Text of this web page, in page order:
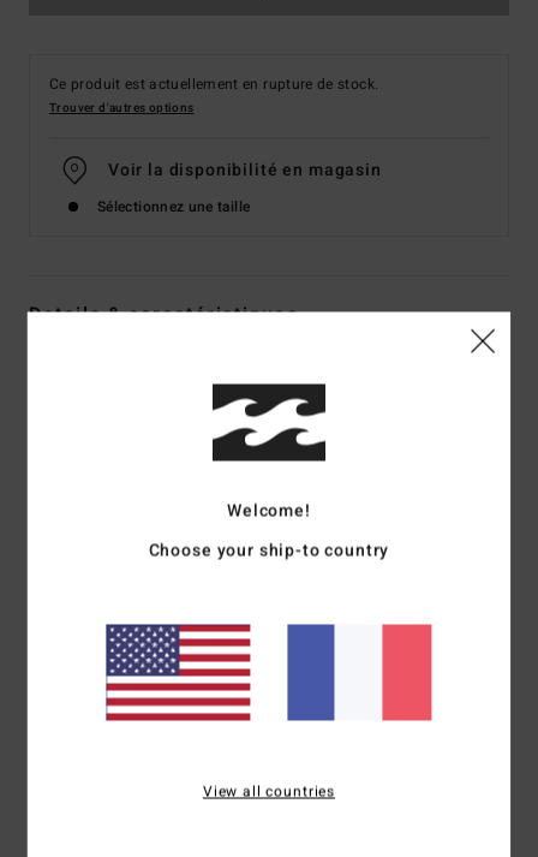
Ce produit est actuellement en rupture de stock.
Trouver d'autres options
Voir la disponibilité en magasin
Sélectionnez une taille
Details & caractéristiques
Code couleur
coton [160 g/m²]
coupe regular
Logotage :Sérigraphie sur le devant et au dos
Label thermocollé sur la nuque
Étiquette logotée sur la couture latérale
Traçabilité du produit (Loi Agec)
Welcome!
Choose your ship-to country
View all countries